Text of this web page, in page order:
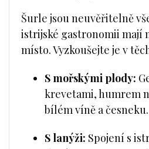
Šurle jsou neuvěřitelně
istrijské gastronomii mají
místo. Vyzkoušejte je v
S mořskými plody:
krevetami, humrem
bílém víně a česneku.
S lanýži: Spojení s